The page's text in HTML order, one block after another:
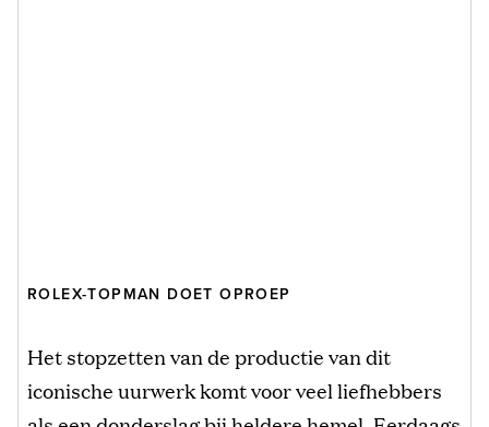
ROLEX-TOPMAN DOET OPROEP
Het stopzetten van de productie van dit
iconische uurwerk komt voor veel liefhebbers